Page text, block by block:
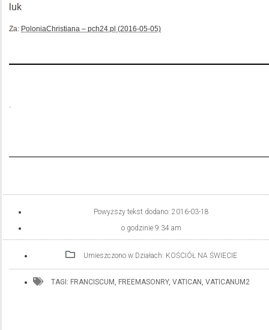
luk
Za: PoloniaChristiana – pch24.pl (2016-05-05)
Powyższy tekst dodano: 2016-03-18
o godzinie 9:34 am
Umieszczono w Działach: KOŚCIÓŁ NA ŚWIECIE
TAGI: FRANCISCUM FREEMASONRY, VATICAN VATICANUM2